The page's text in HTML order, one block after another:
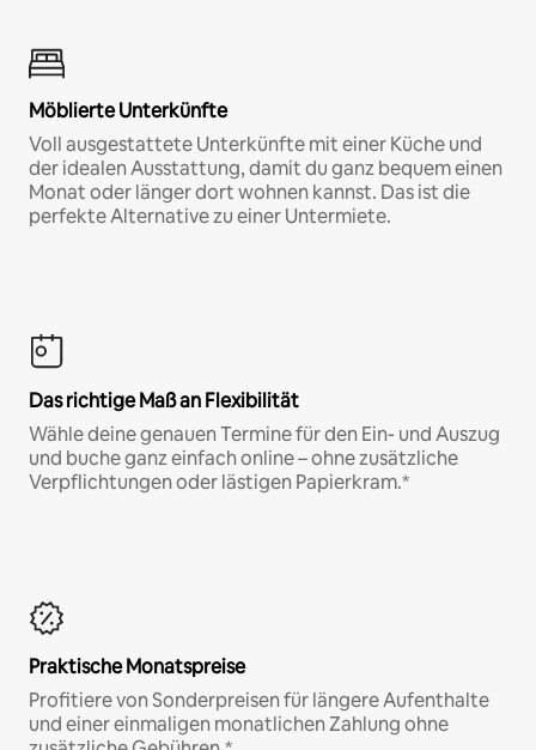
Möblierte Unterkünfte
Voll ausgestattete Unterkünfte mit einer Küche und
der idealen Ausstattung, damit du ganz bequem einen
Monat oder länger dort wohnen kannst. Das ist die
perfekte Alternative zu einer Untermiete.
Das richtige Maß an Flexibilität
Wähle deine genauen Termine für den Ein- und Auszug
und buche ganz einfach online – ohne zusätzliche
Verpflichtungen oder lästigen Papierkram.*
Praktische Monatspreise
Profitiere von Sonderpreisen für längere Aufenthalte
und einer einmaligen monatlichen Zahlung ohne